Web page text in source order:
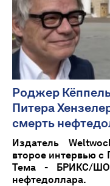
Роджер
Питера
смерть
Издатель
второе интервью с
Тема - БРИКС/
нефтедоллара.